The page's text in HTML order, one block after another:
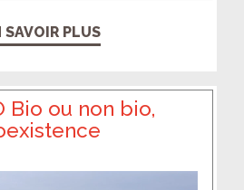
SAVOIR PLUS
Bio ou non bio,